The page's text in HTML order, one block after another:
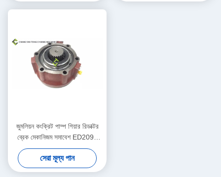
জুমলিয়ন কংক্রিট পাম্প গিয়ার রিডাক্টর
ব্রেক মেকানিজম সমাবেশ ED2090
1039805629
সেরা মূল্য পান